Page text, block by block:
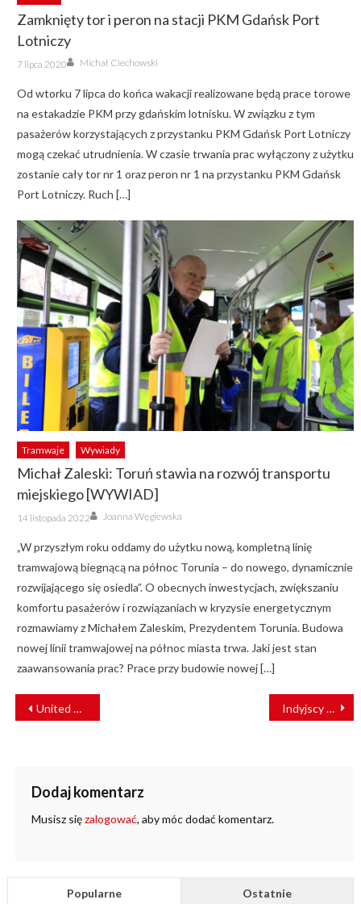
Zamknięty tor i peron na stacji PKM Gdańsk Port
Lotniczy
Posted
on
7 lipca 2020 Author
Michał Ciechowski
Od wtorku 7 lipca do końca wakacji realizowane będą prace torowe
na estakadzie PKM przy gdańskim lotnisku. W związku z tym
pasażerów korzystających z przystanku PKM Gdańsk Port Lotniczy
mogą czekać utrudnienia. W czasie trwania prac wyłączony z użytku
zostanie cały tor nr 1 oraz peron nr 1 na przystanku PKM Gdańsk
Port Lotniczy. Ruch […]
Tramwaje Wywiady
Michał Zaleski: Toruń stawia na rozwój transportu
miejskiego [WYWIAD]
Posted
on
14 listopada 2022 Author
Joanna Węglewska
„W przyszłym roku oddamy do użytku nową, kompletną linię
tramwajową biegnącą na północ Torunia – do nowego, dynamicznie
rozwijającego się osiedla”. O obecnych inwestycjach, zwiększaniu
komfortu pasażerów i rozwiązaniach w kryzysie energetycznym
rozmawiamy z Michałem Zaleskim, Prezydentem Torunia. Budowa
nowej linii tramwajowej na północ miasta trwa. Jaki jest stan
zaawansowania prac? Prace przy budowie nowej […]
NAWIGACJA
WPISU
United Wagon Co. dostarczy dla RB Group 3,6 tys. wagonów 13-6903. Indyjscy rolnicy stawiają na kolej. Do New Delhi jedzie pociąg z mango
Dodaj komentarz
Musisz sięzalogować, aby móc dodać komentarz.
Popularne Ostatnie